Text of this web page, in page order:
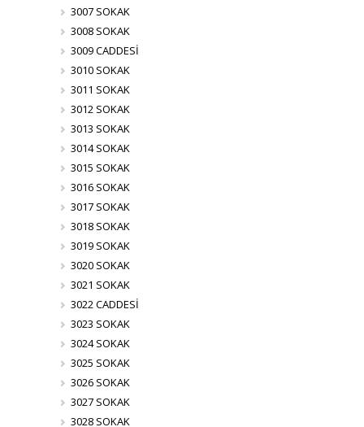
3007 SOKAK
3008 SOKAK
3009 CADDESİ
3010 SOKAK
3011 SOKAK
3012 SOKAK
3013 SOKAK
3014 SOKAK
3015 SOKAK
3016 SOKAK
3017 SOKAK
3018 SOKAK
3019 SOKAK
3020 SOKAK
3021 SOKAK
3022 CADDESİ
3023 SOKAK
3024 SOKAK
3025 SOKAK
3026 SOKAK
3027 SOKAK
3028 SOKAK